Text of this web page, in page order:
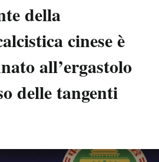
Moda
Consumismi
Storie/Idee
Ok Boomer!
Media
Mondiali calcio 2026
della
cinese è
all’ergastolo
delle tangenti